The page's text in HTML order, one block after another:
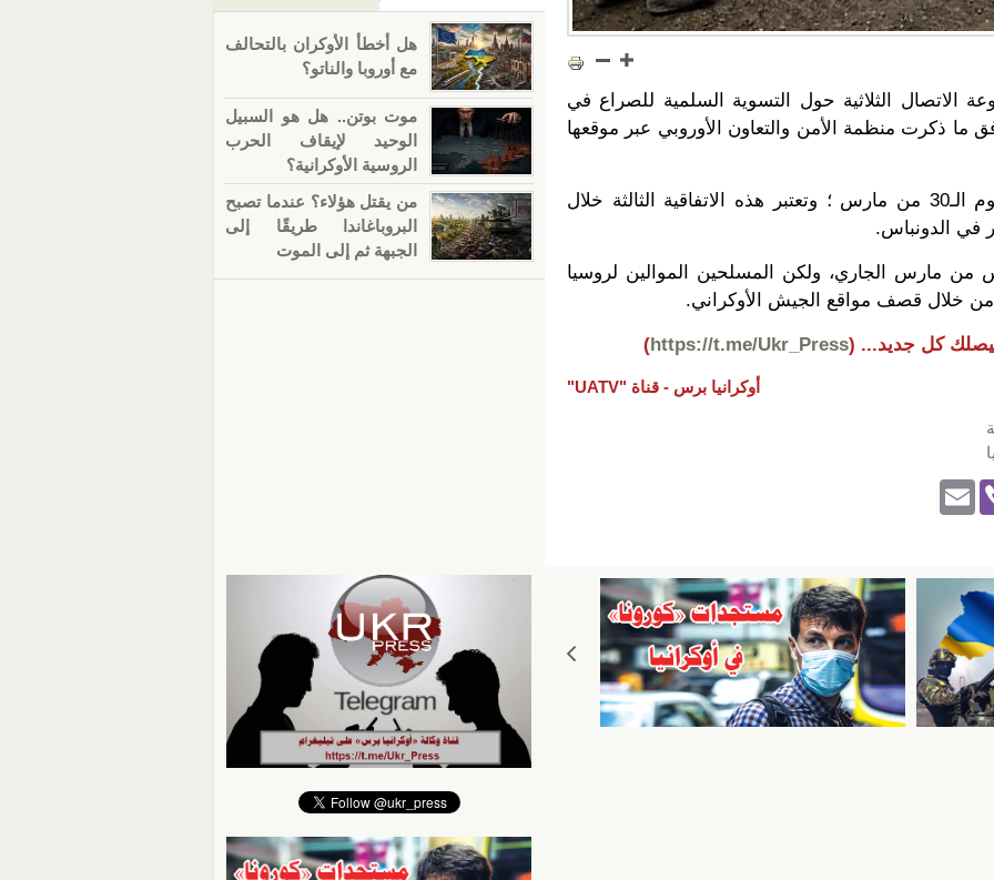
الاتصال الثلاثية حول التسوية السلمية للصراع في
ما ذكرت منظمة الأمن والتعاون الأوروبي عبر موقعها
سريان الهدنة سيبدأ اعتبارا من يوم الـ30 من مارس ؛ وتعتبر هذه الاتفاقية الثالثة خلال
في الدونباس.
من مارس الجاري، ولكن المسلحين الموالين لروسيا
من خلال قصف مواقع الجيش الأوكراني.
كل جديد... (
https://t.me/Ukr_Press
)
أوكرانيا برس - قناة "UATV"
Vi
هل أخطأ الأوكران بالتحالف
مع أوروبا والناتو؟
موت بوتن.. هل هو السبيل
الوحيد لإيقاف الحرب
الروسية الأوكرانية؟
من يقتل هؤلاء؟ عندما تصبح
البروباغاندا طريقًا إلى
الجبهة ثم إلى الموت